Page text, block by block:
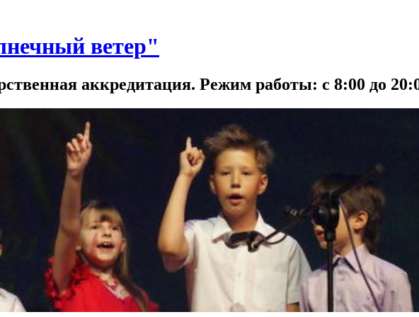
ветер"
аккредитация. Режим работы: с 8:00 до